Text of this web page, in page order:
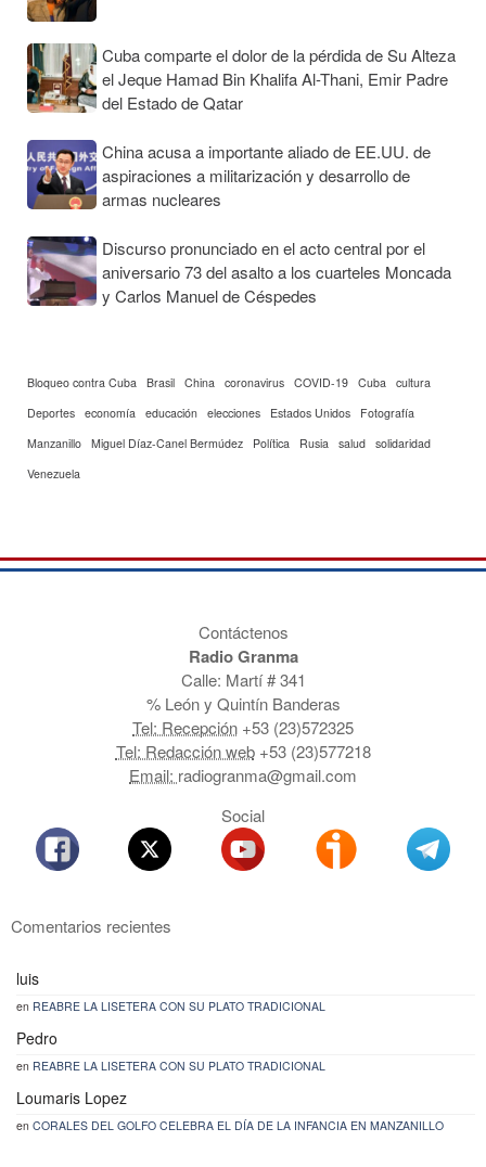
Cuba comparte el dolor de la pérdida de Su Alteza
el Jeque Hamad Bin Khalifa Al-Thani, Emir Padre
del Estado de Qatar
China acusa a importante aliado de EE.UU. de
aspiraciones a militarización y desarrollo de
armas nucleares
Discurso pronunciado en el acto central por el
aniversario 73 del asalto a los cuarteles Moncada
y Carlos Manuel de Céspedes
Bloqueo contra Cuba Brasil China coronavirus COVID-19 Cuba
cultura
Deportes economía educación elecciones Estados Unidos
Fotografía
Manzanillo Miguel Díaz-Canel Bermúdez Política Rusia salud solidaridad
Venezuela
Contáctenos
Radio Granma
Calle: Martí # 341
% León y Quintín Banderas
Tel: Recepción +53 (23)572325
Tel: Redacción web+53 (23)577218
Email: radiogranma@gmail.com
Social
Comentarios recientes
luis
en REABRE LA LISETERA CON SU PLATO TRADICIONAL
Pedro
en REABRE LA LISETERA CON SU PLATO TRADICIONAL
Loumaris Lopez
en CORALES DEL GOLFO CELEBRA EL DÍA DE LA INFANCIA EN MANZANILLO